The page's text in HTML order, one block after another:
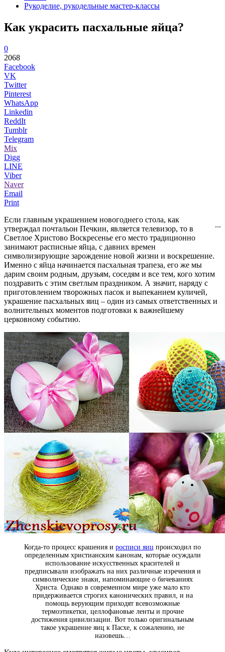
Рукоделие, рукодельные мастер-классы
Как украсить пасхальные яйца?
0
2068
Facebook
VK
Twitter
Pinterest
WhatsApp
Linkedin
ReddIt
Tumblr
Telegram
Mix
Digg
LINE
Viber
Naver
Email
Print
...
Если главным украшением новогоднего стола, как
утверждал почтальон Печкин, является телевизор, то в
Светлое Христово Воскресенье его место традиционно
занимают расписные яйца, с давних времен
символизирующие зарождение новой жизни и воскрешение.
Именно с яйца начинается пасхальная трапеза, его же мы
дарим своим родным, друзьям, соседям и все тем, кого хотим
поздравить с этим светлым праздником. А значит, наряду с
приготовлением творожных пасок и выпеканием куличей,
украшение пасхальных яиц – один из самых ответственных и
волнительных моментов подготовки к важнейшему
церковному событию.
Когда-то процесс крашения и росписи яиц происходил по
определенным христианским канонам, которые осуждали
использование искусственных красителей и
предписывали изображать на них различные изречения и
символические знаки, напоминающие о бичеваниях
Христа. Однако в современном мире уже мало кто
придерживается строгих канонических правил, и на
помощь верующим приходят всевозможные
термоэтикетки, целлофановые ленты и прочие
достижения цивилизации. Вот только оригинальным
такое украшение яиц к Пасхе, к сожалению, не
назовешь…